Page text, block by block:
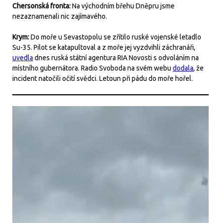
Chersonská fronta:Na východním břehu Dněpru jsme
nezaznamenali nic zajímavého.
Krym:Do moře u Sevastopolu se zřítilo ruské vojenské letadlo
Su-35. Pilot se katapultoval a z moře jej vyzdvihli záchranáři,
uvedla dnes ruská státní agentura RIA Novosti s odvoláním na
místního gubernátora. Radio Svoboda na svém webu dodala, že
incident natočili očití svědci. Letoun při pádu do moře hořel.